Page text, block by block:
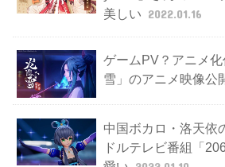
美しい 2022.01.16
ゲームPV？アニメ
雪」のアニメ映像公
中国ボカロ・洛天依
ドルテレビ番組「